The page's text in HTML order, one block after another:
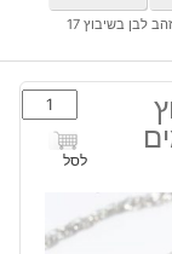
תליון ושרשרת זהב לבן בשיבוץ 17
כמות
של
תליון
זהב
לבן
לסל